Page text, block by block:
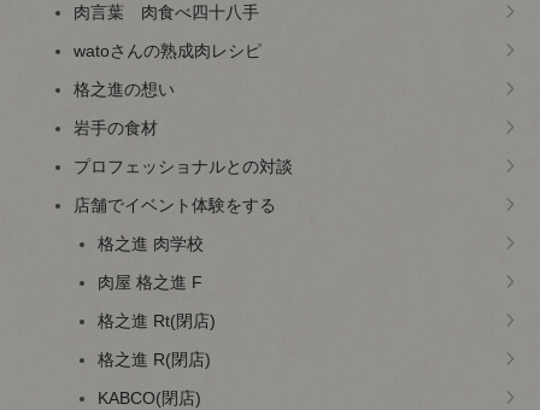
肉言葉 肉食べ四十八手
watoさんの熟成肉レシピ
格之進の想い
岩手の食材
プロフェッショナルとの対談
店舗でイベント体験をする
格之進 肉学校
肉屋 格之進 F
格之進 Rt(閉店)
格之進 R(閉店)
KABCO(閉店)